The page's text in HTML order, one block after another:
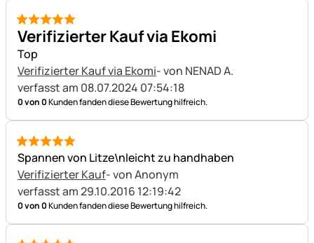
5 von 5
Verifizierter Kauf via Ekomi
Top
Verifizierter Kauf via Ekomi- von NENAD A.
verfasst am 08.07.2024 07:54:18
0 von 0Kunden fanden diese Bewertung hilfreich.
5 von 5
Spannen von Litze\nleicht zu handhaben
Verifizierter Kauf- von Anonym
verfasst am 29.10.2016 12:19:42
0 von 0Kunden fanden diese Bewertung hilfreich.